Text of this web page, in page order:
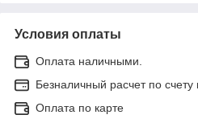
Условия оплаты
Оплата наличными.
Безналичный расчет по счету
Оплата по карте